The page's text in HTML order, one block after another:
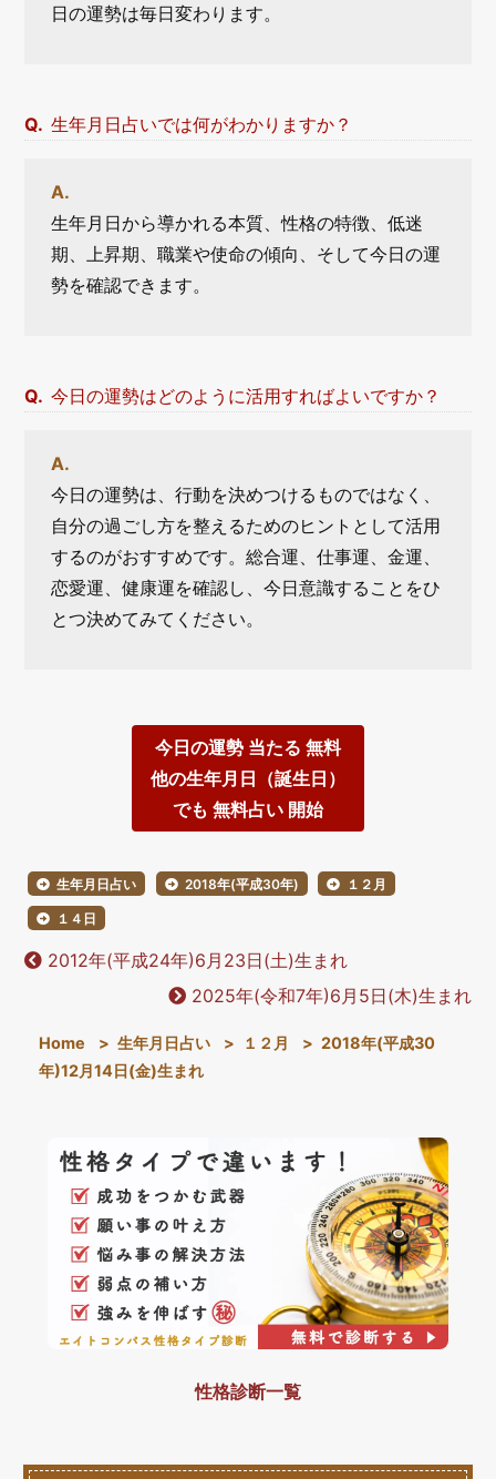
日の運勢は毎日変わります。
生年月日占いでは何がわかりますか？
生年月日から導かれる本質、性格の特徴、低迷
期、上昇期、職業や使命の傾向、そして今日の運
勢を確認できます。
今日の運勢はどのように活用すればよいですか？
今日の運勢は、行動を決めつけるものではなく、
自分の過ごし方を整えるためのヒントとして活用
するのがおすすめです。総合運、仕事運、金運、
恋愛運、健康運を確認し、今日意識することをひ
とつ決めてみてください。
今日の運勢 当たる 無料
他の生年月日（誕生日）
でも 無料占い 開始
生年月日占い 2018年(平成30年) １２月
１４日
2012年(平成24年)6月23日(土)生まれ
2025年(令和7年)6月5日(木)生まれ
Home > 生年月日占い > １２月 > 2018年(平成30
年)12月14日(金)生まれ
性格診断一覧